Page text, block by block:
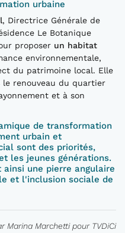
urbaine
, Directrice Générale de
Le Botanique
proposer un habitat
environnementale,
du patrimoine local. Elle
le renouveau du quartier
et à son
de transformation
urbain et
sont des priorités,
les jeunes générations.
une pierre angulaire
et l'inclusion sociale de
Marina Marchetti pour TVDiCi